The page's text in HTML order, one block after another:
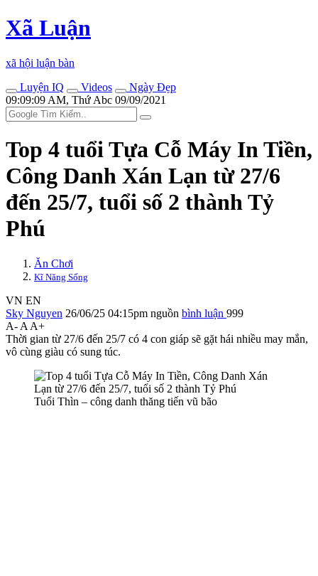
Xã Luận
xã hội luận bàn
Luyện IQ
Videos
Ngày Đẹp
09:09:09 AM, Thứ Abc 09/09/2021
Top 4 tuổi Tựa Cỗ Máy In Tiền,
Công Danh Xán Lạn từ 27/6
đến 25/7, tuổi số 2 thành Tỷ
Phú
Ăn Chơi
Kĩ Năng Sống
VN EN
Sky Nguyen 26/06/25 04:15pm nguồn bình luận 999
A- A A+
Thời gian từ 27/6 đến 25/7 có 4 con giáp sẽ gặt hái nhiều may mắn,
vô cùng giàu có sung túc.
Tuổi Thìn – công danh thăng tiến vũ bão